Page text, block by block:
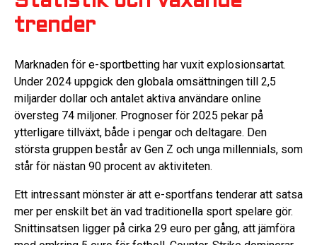
trender
Marknaden för e-sportbetting har vuxit explosionsartat.
Under 2024 uppgick den globala omsättningen till 2,5
miljarder dollar och antalet aktiva användare online
översteg 74 miljoner. Prognoser för 2025 pekar på
ytterligare tillväxt, både i pengar och deltagare. Den
största gruppen består av Gen Z och unga millennials, som
står för nästan 90 procent av aktiviteten.
Ett intressant mönster är att e-sportfans tenderar att satsa
mer per enskilt bet än vad traditionella sport spelare gör.
Snittinsatsen ligger på cirka 29 euro per gång, att jämföra